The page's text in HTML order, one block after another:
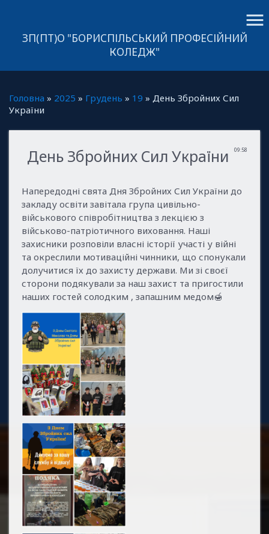
menu
ЗП(ПТ)О "БОРИСПІЛЬСЬКИЙ ПРОФЕСІЙНИЙ
КОЛЕДЖ"
Головна » 2025 » Грудень » 19 » День Збройних Сил
України
09:58
День Збройних Сил України
Напередодні свята Дня Збройних Сил України до
закладу освіти завітала група цивільно-
військового співробітництва з лекцією з
військово-патріотичного виховання. Наші
захисники розповіли власні історії участі у війні
та окреслили мотиваційні чинники, що спонукали
долучитися їх до захисту держави. Ми зі своєї
сторони подякували за наш захист та пригостили
наших гостей солодким , запашним медом🍯